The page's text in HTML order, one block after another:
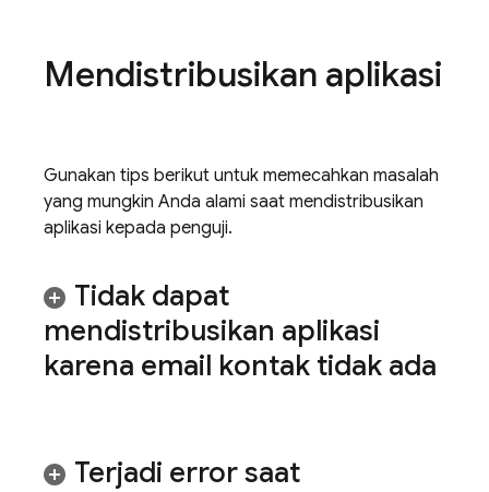
Mendistribusikan aplikasi
Gunakan tips berikut untuk memecahkan masalah
yang mungkin Anda alami saat mendistribusikan
aplikasi kepada penguji.
Tidak dapat
mendistribusikan aplikasi
karena email kontak tidak ada
Terjadi error saat